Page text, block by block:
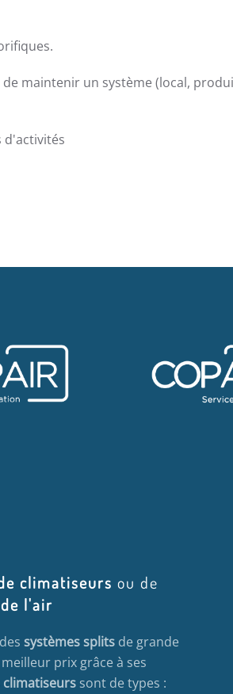
maintenir un système (local,
d'activités
climatiseurs ou de
l'air
systèmes splits de grande
prix grâce à ses
climatiseurs sont de types :